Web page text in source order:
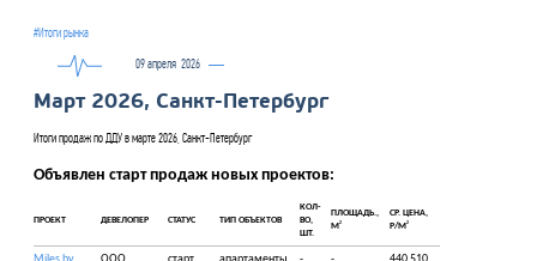
#Итоги рынка
09 апреля 2026
Март 2026, Санкт-Петербург
Итоги продаж по ДДУ в марте 2026, Санкт-Петербург
Объявлен старт продаж новых проектов:
ПРОЕКТ ДЕВЕЛОПЕР СТАТУС ТИП ОБЪЕКТОВ
КОЛ-
ВО,
ШТ.
ПЛОЩАДЬ.,
М 2
СР. ЦЕНА,
Р/М 2